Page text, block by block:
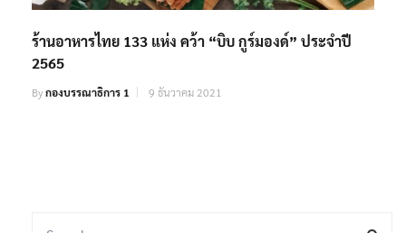
ร้านอาหารไทย 133 แห่ง คว้า “บิบ กูร์มองด์” ประจำปี
2565
Byกองบรรณาธิการ 1 9 ธันวาคม 2021